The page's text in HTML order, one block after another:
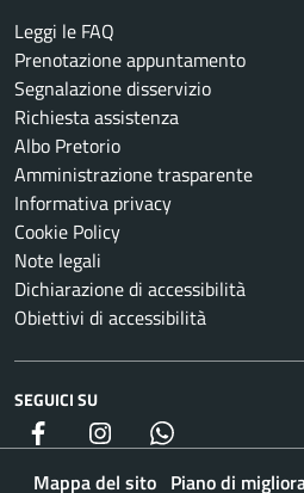
Leggi le FAQ
Prenotazione appuntamento
Segnalazione disservizio
Richiesta assistenza
Albo Pretorio
Amministrazione trasparente
Informativa privacy
Cookie Policy
Note legali
Dichiarazione di accessibilità
Obiettivi di accessibilità
SEGUICI SU
Facebook Instagram
Mappa del sito Piano di